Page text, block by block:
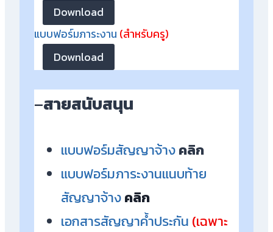
Download
แบบฟอร์มภาระงาน (สำหรับครู)
Download
–สายสนับสนุน
แบบฟอร์มสัญญาจ้างคลิก
แบบฟอร์มภาระงานแนบท้าย
สัญญาจ้างคลิก
เอกสารสัญญาค้ำประกัน (เฉพาะ